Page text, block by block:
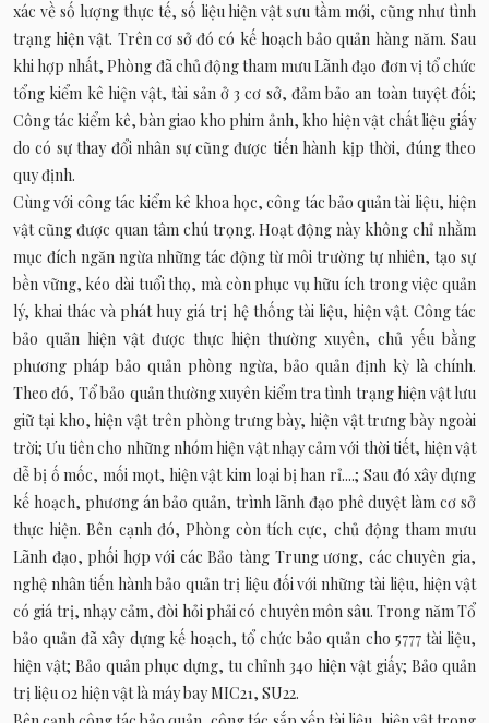
xác về số lượng thực tế, số liệu hiện vật sưu tầm mới, cũng như tình
trạng hiện vật. Trên cơ sở đó có kế hoạch bảo quản hàng năm. Sau
khi hợp nhất, Phòng đã chủ động tham mưu Lãnh đạo đơn vị tổ chức
tổng kiểm kê hiện vật, tài sản ở 3 cơ sở, đảm bảo an toàn tuyệt đối;
Công tác kiểm kê, bàn giao kho phim ảnh, kho hiện vật chất liệu giấy
do có sự thay đổi nhân sự cũng được tiến hành kịp thời, đúng theo
quy định.
Cùng với công tác kiểm kê khoa học, công tác bảo quản tài liệu, hiện
vật cũng được quan tâm chú trọng. Hoạt động này không chỉ nhằm
mục đích ngăn ngừa những tác động từ môi trường tự nhiên, tạo sự
bền vững, kéo dài tuổi thọ, mà còn phục vụ hữu ích trong việc quản
lý, khai thác và phát huy giá trị hệ thống tài liệu, hiện vật. Công tác
bảo quản hiện vật được thực hiện thường xuyên, chủ yếu bằng
phương pháp bảo quản phòng ngừa, bảo quản định kỳ là chính.
Theo đó, Tổ bảo quản thường xuyên kiểm tra tình trạng hiện vật lưu
giữ tại kho, hiện vật trên phòng trưng bày, hiện vật trưng bày ngoài
trời; Ưu tiên cho những nhóm hiện vật nhạy cảm với thời tiết, hiện vật
dễ bị ố mốc, mối mọt, hiện vật kim loại bị han rỉ....; Sau đó xây dựng
kế hoạch, phương án bảo quản, trình lãnh đạo phê duyệt làm cơ sở
thực hiện. Bên cạnh đó, Phòng còn tích cực, chủ động tham mưu
Lãnh đạo, phối hợp với các Bảo tàng Trung ương, các chuyên gia,
nghệ nhân tiến hành bảo quản trị liệu đối với những tài liệu, hiện vật
có giá trị, nhạy cảm, đòi hỏi phải có chuyên môn sâu. Trong năm Tổ
bảo quản đã xây dựng kế hoạch, tổ chức bảo quản cho 5777 tài liệu,
hiện vật; Bảo quản phục dựng, tu chỉnh 340 hiện vật giấy; Bảo quản
trị liệu 02 hiện vật là máy bay MIC21, SU22.